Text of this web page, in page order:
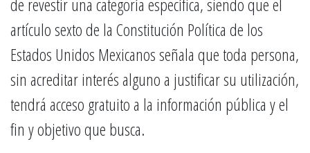
artículo sexto de la Constitución Política de los
Estados Unidos Mexicanos señala que toda persona,
sin acreditar interés alguno a justificar su utilización,
tendrá acceso gratuito a la información pública y el
fin y objetivo que busca.